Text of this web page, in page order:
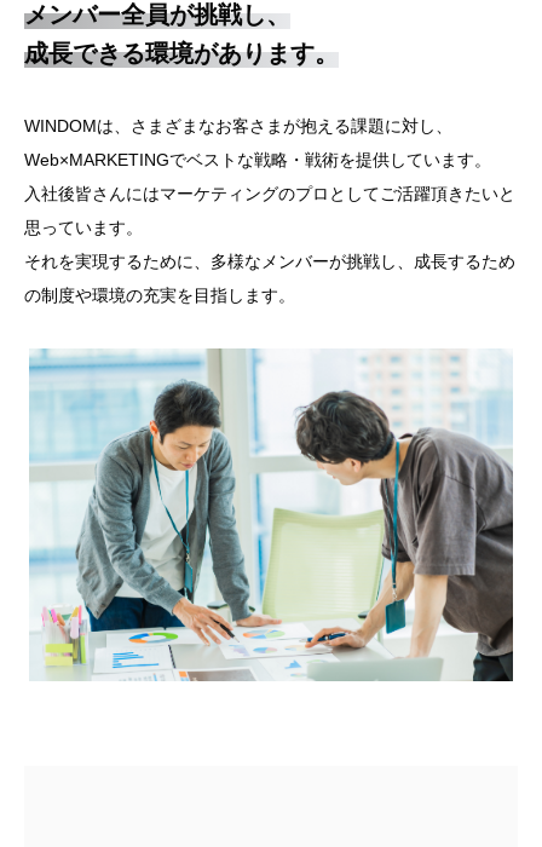
メンバー全員が挑戦し、
成長できる環境があります。
WINDOMは、さまざまなお客さまが抱える課題に対し、
Web×MARKETINGでベストな戦略・戦術を提供しています。
入社後皆さんにはマーケティングのプロとしてご活躍頂きたいと
思っています。
それを実現するために、多様なメンバーが挑戦し、成長するため
の制度や環境の充実を目指します。